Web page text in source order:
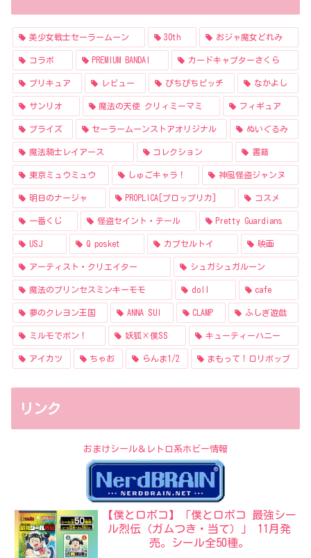
美少女戦士セーラームーン 30th おジャ魔女どれみ
コラボ PREMIUM BANDAI カードキャプターさくら
プリキュア レビュー ぴちぴちピッチ なかよし
サンリオ 魔法の天使 クリィミーマミ フィギュア
プライズ セーラームーンストアオリジナル ぬいぐるみ
魔法騎士レイアース コレクション 書籍
東京ミュウミュウ しゅごキャラ！ 神風怪盗ジャンヌ
明日のナージャ PROPLICA[プロップリカ] コスメ
一番くじ 怪盗セイント・テール Pretty Guardians
USJ Q posket カプセルトイ 映画
アーティスト・クリエイター シュガシュガルーン
魔法のプリンセスミンキーモモ doll cafe
夢のクレヨン王国 ANNA SUI CLAMP ふしぎ遊戯
ミルモでポン！ 妖狐×僕SS キューティーハニー
アイカツ ちゃお らんま1/2 まもって！ロリポップ
リンク
おまけシール＆レトロ系ホビー情報
【僕とロボコ】「僕とロボコ 最強シー
ル烈伝（ガムつき・当て）」 11月発
売。シール全50種。